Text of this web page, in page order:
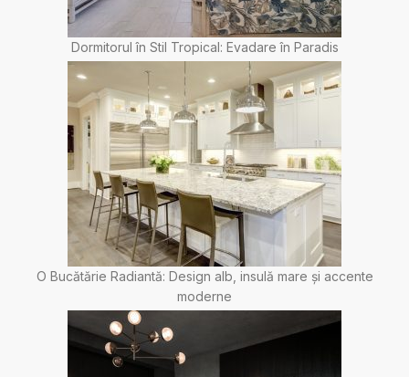
Dormitorul în Stil Tropical: Evadare în Paradis
O Bucătărie Radiantă: Design alb, insulă mare și accente
moderne